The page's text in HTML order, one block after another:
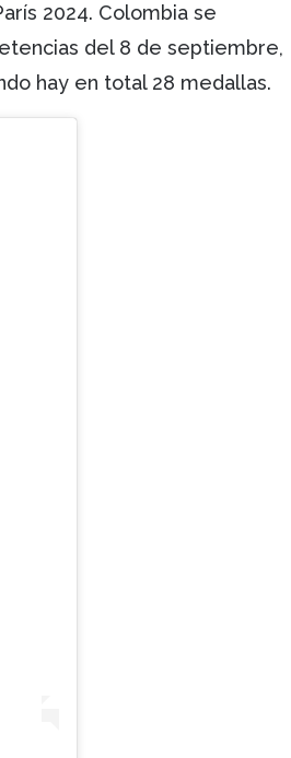
2024. Colombia se
del 8 de septiembre,
hay en total 28 medallas.